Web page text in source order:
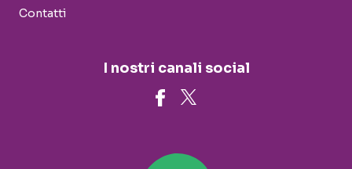
Contatti
I nostri canali social